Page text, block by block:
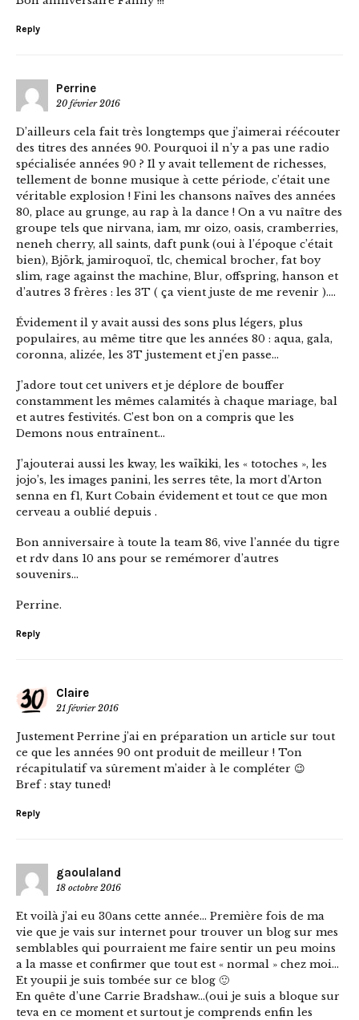
Reply
Perrine
20 février 2016
D’ailleurs cela fait très longtemps que j’aimerai réécouter
des titres des années 90. Pourquoi il n’y a pas une radio
spécialisée années 90 ? Il y avait tellement de richesses,
tellement de bonne musique à cette période, c’était une
véritable explosion ! Fini les chansons naïves des années
80, place au grunge, au rap à la dance ! On a vu naître des
groupe tels que nirvana, iam, mr oizo, oasis, cramberries,
neneh cherry, all saints, daft punk (oui à l’époque c’était
bien), Björk, jamiroquoï, tlc, chemical brocher, fat boy
slim, rage against the machine, Blur, offspring, hanson et
d’autres 3 frères : les 3T ( ça vient juste de me revenir )….
Évidement il y avait aussi des sons plus légers, plus
populaires, au même titre que les années 80 : aqua, gala,
coronna, alizée, les 3T justement et j’en passe…
J’adore tout cet univers et je déplore de bouffer
constamment les mêmes calamités à chaque mariage, bal
et autres festivités. C’est bon on a compris que les
Demons nous entraînent…
J’ajouterai aussi les kway, les waïkiki, les « totoches », les
jojo’s, les images panini, les serres tête, la mort d’Arton
senna en f1, Kurt Cobain évidement et tout ce que mon
cerveau a oublié depuis .
Bon anniversaire à toute la team 86, vive l’année du tigre
et rdv dans 10 ans pour se remémorer d’autres
souvenirs…
Perrine.
Reply
Claire
21 février 2016
Justement Perrine j’ai en préparation un article sur tout
ce que les années 90 ont produit de meilleur ! Ton
récapitulatif va sûrement m’aider à le compléter 😉
Bref : stay tuned!
Reply
gaoulaland
18 octobre 2016
Et voilà j’ai eu 30ans cette année… Première fois de ma
vie que je vais sur internet pour trouver un blog sur mes
semblables qui pourraient me faire sentir un peu moins
a la masse et confirmer que tout est « normal » chez moi…
Et youpii je suis tombée sur ce blog 🙂
En quête d’une Carrie Bradshaw…(oui je suis a bloque sur
teva en ce moment et surtout je comprends enfin les